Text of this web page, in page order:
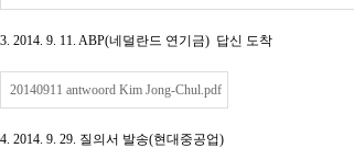
3. 2014. 9. 11. ABP(네덜란드 연기금) 답신 도착
20140911 antwoord Kim Jong-Chul.pdf
4. 2014. 9. 29. 질의서 발송(현대중공업)